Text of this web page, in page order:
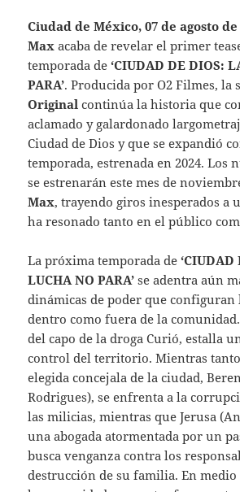
Ciudad de México, 07 de agosto de
Max acaba de revelar el primer
temporada de‘CIUDAD DE DIOS:
PARA’. Producida por O2 Filmes, la
Original continúa la historia que
aclamado y galardonado
Ciudad de Dios y que se expandió
temporada, estrenada en 2024. Los
se estrenarán este mes de
Max, trayendo giros inesperados a
ha resonado tanto en el público
La próxima temporada de
LUCHA NO PARA’ se adentra aún
dinámicas de poder que configuran
dentro como fuera de la
del capo de la droga Curió, estalla
control del territorio. Mientras
elegida concejala de la ciudad,
Rodrigues), se enfrenta a la
las milicias, mientras que Jerusa
una abogada atormentada por un
busca venganza contra los
destrucción de su familia. En medio